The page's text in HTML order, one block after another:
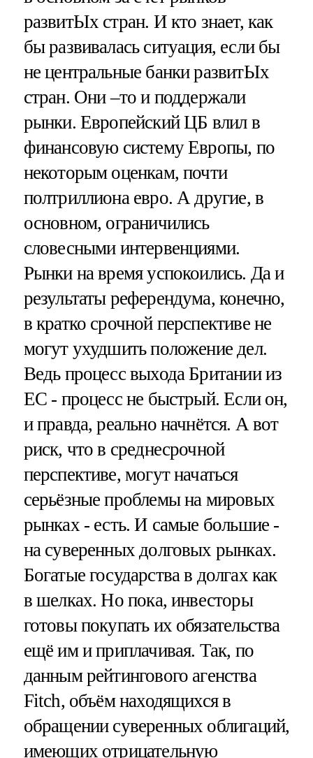
развитЫх стран. И кто знает, как
бы развивалась ситуация, если бы
не центральные банки развитЫх
стран. Они –то и поддержали
рынки. Европейский ЦБ влил в
финансовую систему Европы, по
некоторым оценкам, почти
полтриллиона евро. А другие, в
основном, ограничились
словесными интервенциями.
Рынки на время успокоились. Да и
результаты референдума, конечно,
в кратко срочной перспективе не
могут ухудшить положение дел.
Ведь процесс выхода Британии из
ЕС - процесс не быстрый. Если он,
и правда, реально начнётся. А вот
риск, что в среднесрочной
перспективе, могут начаться
серьёзные проблемы на мировых
рынках - есть. И самые большие -
на суверенных долговых рынках.
Богатые государства в долгах как
в шелках. Но пока, инвесторы
готовы покупать их обязательства
ещё им и приплачивая. Так, по
данным рейтингового агенства
Fitch, объём находящихся в
обращении суверенных облигаций,
имеющих отрицательную